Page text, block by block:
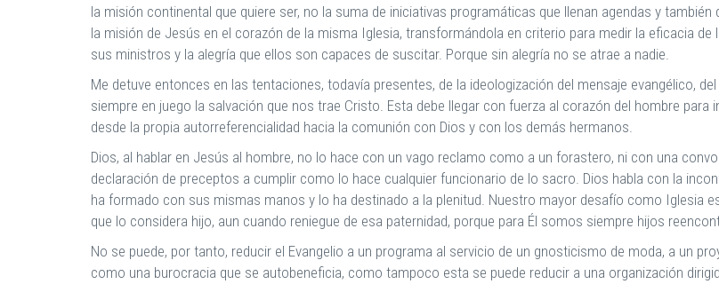
la misión continental que quiere ser, no la suma de iniciativas programáticas que llenan agendas y
la misión de Jesús en el corazón de la misma Iglesia, transformándola en criterio para medir la eficacia
sus ministros y la alegría que ellos son capaces de suscitar. Porque sin alegría no se atrae a nadie.
Me detuve entonces en las tentaciones, todavía presentes, de la ideologización del mensaje evangélico,
siempre en juego la salvación que nos trae Cristo. Esta debe llegar con fuerza al corazón del hombre
desde la propia autorreferencialidad hacia la comunión con Dios y con los demás hermanos.
Dios, al hablar en Jesús al hombre, no lo hace con un vago reclamo como a un forastero, ni con una
declaración de preceptos a cumplir como lo hace cualquier funcionario de lo sacro. Dios habla con la
ha formado con sus mismas manos y lo ha destinado a la plenitud. Nuestro mayor desafío como Iglesia
que lo considera hijo, aun cuando reniegue de esa paternidad, porque para Él somos siempre hijos
No se puede, por tanto, reducir el Evangelio a un programa al servicio de un gnosticismo de moda, a un
como una burocracia que se autobeneficia, como tampoco esta se puede reducir a una organización